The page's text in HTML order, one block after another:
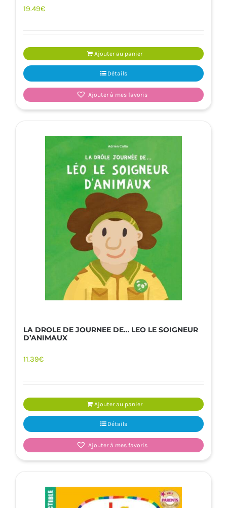
19.49€
Ajouter au panier
Détails
Ajouter à mes favoris
LA DROLE DE JOURNEE DE… LEO LE SOIGNEUR
D’ANIMAUX
11.39€
Ajouter au panier
Détails
Ajouter à mes favoris